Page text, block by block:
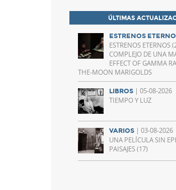
ÚLTIMAS
ESTRENOS
ESTRENOS ETERNOS
COMPLEJO DE UNA
EFFECT OF GAMMA
THE-MOON MARIGOLDS
LIBROS | 05-08-2026
TIEMPO Y LUZ
VARIOS | 03-08-2026
UNA PELÍCULA SIN
PAISAJES (17)